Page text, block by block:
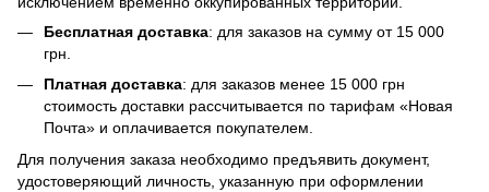
Бесплатная доставка: для заказов на сумму от 15 000
грн.
Платная доставка: для заказов менее 15 000 грн
стоимость доставки рассчитывается по тарифам «Новая
Почта» и оплачивается покупателем.
Для получения заказа необходимо предъявить документ,
удостоверяющий личность, указанную при оформлении